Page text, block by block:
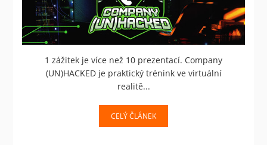
1 zážitek je více než 10 prezentací. Company
(UN)HACKED je praktický trénink ve virtuální
realitě...
CELÝ ČLÁNEK